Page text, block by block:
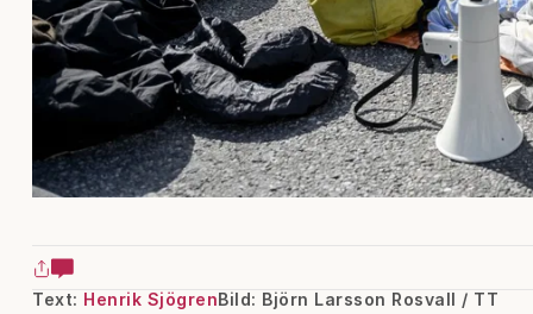
Text: Henrik SjögrenBild: Björn Larsson Rosvall / TT